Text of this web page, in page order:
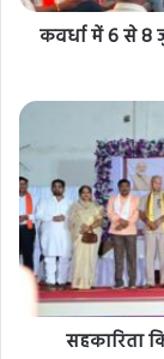
कवर्धा में 6 से 8
सहकारिता